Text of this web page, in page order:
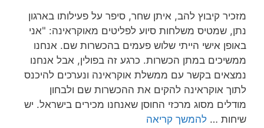
מזכיר קיבוץ להב, איתן שחר, סיפר על פעילותו בארגון
נתן, שמטיס משלחות סיוע לפליטים מאוקראינה: "אני
באופן אישי הייתי שלוש פעמים בהכשרות שם. אנחנו
ממשיכים במתן הכשרות. כרגע זה בפולין, אבל אנחנו
נמצאים בקשר עם ממשלת אוקראינה ונערכים להיכנס
לתוך אוקראינה להקים את ההכשרות שם ולבחון
מודלים מסוג מרכזי החוסן שאנחנו מכירים בישראל. יש
שיחות … להמשך קריאה